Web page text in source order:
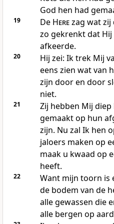
God hen had
19 De Herezag wat zij
zo gekrenkt dat
afkeerde.
20
Hij zei: Ik trek Mij
eens zien wat van
zijn door en door
niet.
21
Zij hebben Mij
gemaakt op hun
zijn. Nu zal Ik hen
jaloers maken op
maak u kwaad op
heeft.
22
Want mijn toorn is
de bodem van de
alle gewassen die
alle bergen op